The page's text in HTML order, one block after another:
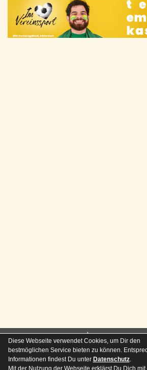
soccero.de
Besucherstatistik Kontakt
Diese Webseite verwendet Cookies, um Dir den
bestmöglichen Service bieten zu können.
Informationen findest Du unter Datenschutz.
Mit der Nutzung der Webseite erklärst Du Dich mit